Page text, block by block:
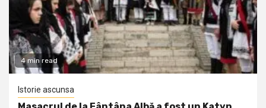
4 min read
Istorie ascunsa